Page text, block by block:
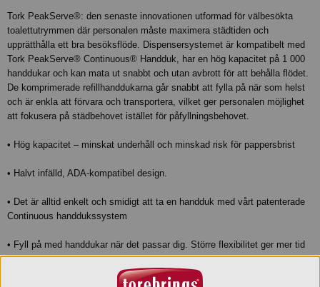
Tork PeakServe®: den senaste innovationen utformad för välbesökta
toalettutrymmen där personalen måste maximera städtiden och
upprätthålla ett bra besöksflöde. Dispensersystemet är kompatibelt med
Tork PeakServe® Continuous® Handduk, har en hög kapacitet på 1 000
handdukar och kan mata ut snabbt och utan avbrott för att behålla flödet.
De komprimerade refillhanddukarna går snabbt att fylla på när som helst
och är enkla att förvara och transportera, vilket ger personalen möjlighet
att fokusera på städbehovet istället för påfyllningsbehovet.
• Hög kapacitet – minskat underhåll och minskad risk för pappersbrist
• Halvt infälld, ADA-kompatibel design.
• Det är alltid enkelt och smidigt att ta en handduk med vårt patenterade
Continuous handdukssystem
• Fyll på med handdukar när det passar dig. Större flexibilitet ger mer tid
för städning